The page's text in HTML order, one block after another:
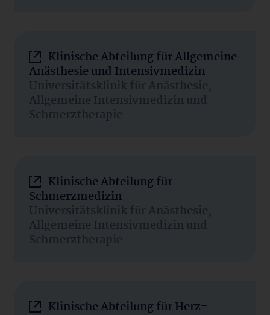
Klinische Abteilung für Allgemeine
Anästhesie und Intensivmedizin
Universitätsklinik für Anästhesie,
Allgemeine Intensivmedizin und
Schmerztherapie
Klinische Abteilung für
Schmerzmedizin
Universitätsklinik für Anästhesie,
Allgemeine Intensivmedizin und
Schmerztherapie
Klinische Abteilung für Herz-